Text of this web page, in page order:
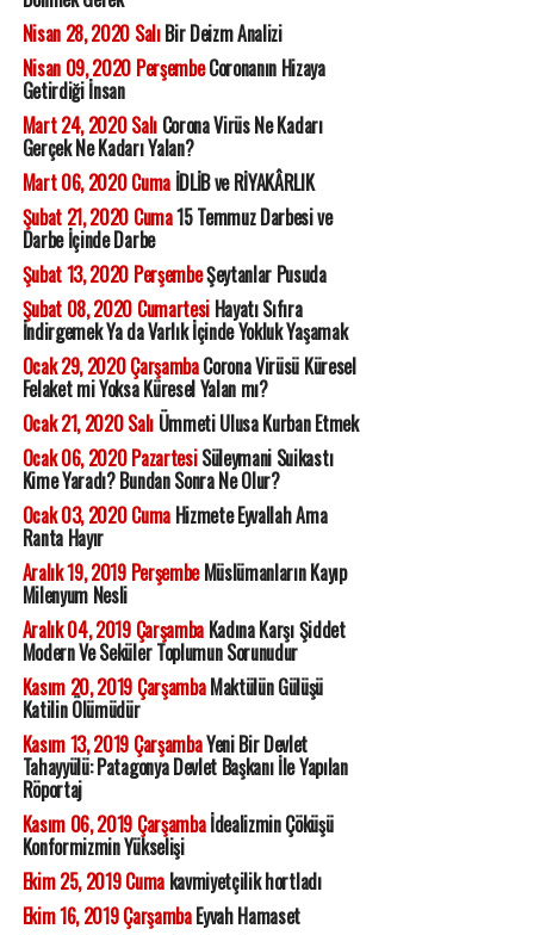
Nisan 28, 2020 SalıBir Deizm Analizi
Nisan 09, 2020 PerşembeCoronanın Hizaya
Getirdiği İnsan
Mart 24, 2020 SalıCorona Virüs Ne Kadarı
Gerçek Ne Kadarı Yalan?
Mart 06, 2020 CumaİDLİB ve RİYAKÂRLIK
Şubat 21, 2020 Cuma15 Temmuz Darbesi ve
Darbe İçinde Darbe
Şubat 13, 2020 PerşembeŞeytanlar Pusuda
Şubat 08, 2020 CumartesiHayatı Sıfıra
İndirgemek Ya da Varlık İçinde Yokluk Yaşamak
Ocak 29, 2020 ÇarşambaCorona Virüsü Küresel
Felaket mi Yoksa Küresel Yalan mı?
Ocak 21, 2020 SalıÜmmeti Ulusa Kurban Etmek
Ocak 06, 2020 PazartesiSüleymani Suikastı
Kime Yaradı? Bundan Sonra Ne Olur?
Ocak 03, 2020 CumaHizmete Eyvallah Ama
Ranta Hayır
Aralık 19, 2019 PerşembeMüslümanların Kayıp
Milenyum Nesli
Aralık 04, 2019 ÇarşambaKadına Karşı Şiddet
Modern Ve Seküler Toplumun Sorunudur
Kasım 20, 2019 ÇarşambaMaktülün Gülüşü
Katilin Ölümüdür
Kasım 13, 2019 ÇarşambaYeni Bir Devlet
Tahayyülü: Patagonya Devlet Başkanı İle Yapılan
Röportaj
Kasım 06, 2019 Çarşambaİdealizmin Çöküşü
Konformizmin Yükselişi
Ekim 25, 2019 Cumakavmiyetçilik hortladı
Ekim 16, 2019 ÇarşambaEyvah Hamaset